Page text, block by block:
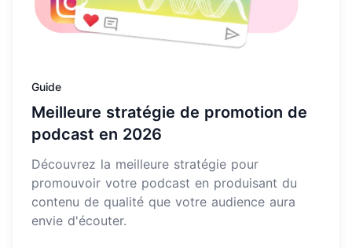
Guide
Meilleure stratégie de promotion de
podcast en 2026
Découvrez la meilleure stratégie pour
promouvoir votre podcast en produisant du
contenu de qualité que votre audience aura
envie d'écouter.